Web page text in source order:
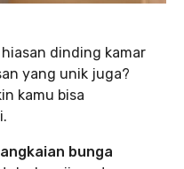
dinding kamar
yang unik juga?
kamu bisa
bunga